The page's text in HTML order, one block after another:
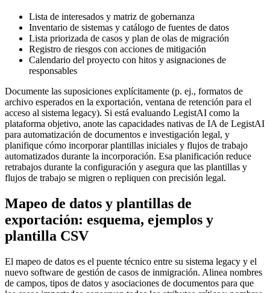
Lista de interesados y matriz de gobernanza
Inventario de sistemas y catálogo de fuentes de datos
Lista priorizada de casos y plan de olas de migración
Registro de riesgos con acciones de mitigación
Calendario del proyecto con hitos y asignaciones de
responsables
Documente las suposiciones explícitamente (p. ej., formatos de
archivo esperados en la exportación, ventana de retención para el
acceso al sistema legacy). Si está evaluando LegistAI como la
plataforma objetivo, anote las capacidades nativas de IA de LegistAI
para automatización de documentos e investigación legal, y
planifique cómo incorporar plantillas iniciales y flujos de trabajo
automatizados durante la incorporación. Esa planificación reduce
retrabajos durante la configuración y asegura que las plantillas y
flujos de trabajo se migren o repliquen con precisión legal.
Mapeo de datos y plantillas de
exportación: esquema, ejemplos y
plantilla CSV
El mapeo de datos es el puente técnico entre su sistema legacy y el
nuevo software de gestión de casos de inmigración. Alinea nombres
de campos, tipos de datos y asociaciones de documentos para que